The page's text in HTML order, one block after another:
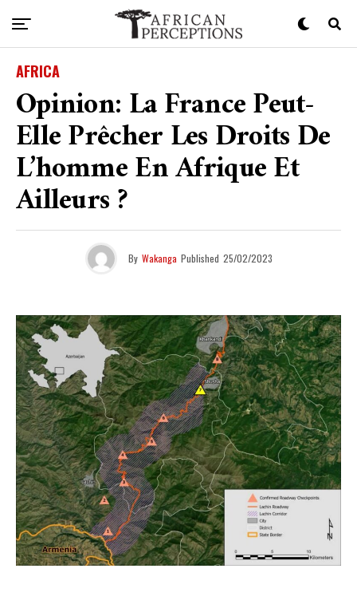
AFRICA
Opinion: La France Peut-
Elle Prêcher Les Droits De
L’homme En Afrique Et
Ailleurs ?
By Wakanga Published 25/02/2023